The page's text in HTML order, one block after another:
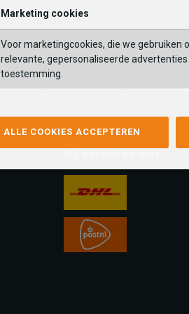
Marketing cookies
Voor marketingcookies, die we gebruiken
relevante, gepersonaliseerde
toestemming.
ALLE COOKIES ACCEPTEREN